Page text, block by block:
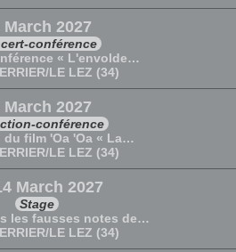
March 2027
conférence
« L'envolde…
LE LEZ (34)
March 2027
conférence
du film 'Oa 'Oa « La…
LE LEZ (34)
March 2027
Stage
les fausses notes de…
LE LEZ (34)